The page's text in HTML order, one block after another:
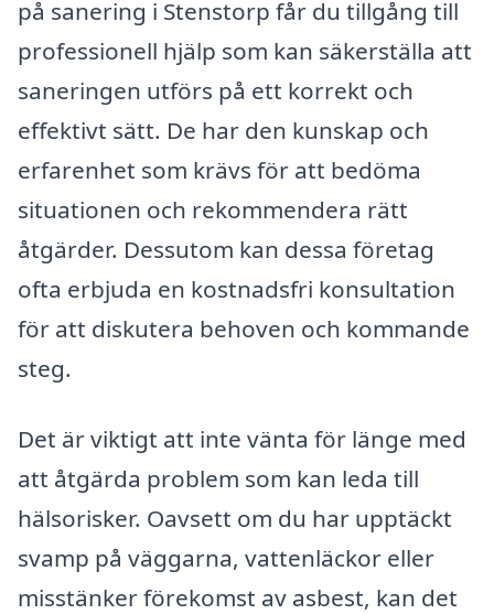
på sanering i Stenstorp får du tillgång till
professionell hjälp som kan säkerställa att
saneringen utförs på ett korrekt och
effektivt sätt. De har den kunskap och
erfarenhet som krävs för att bedöma
situationen och rekommendera rätt
åtgärder. Dessutom kan dessa företag
ofta erbjuda en kostnadsfri konsultation
för att diskutera behoven och kommande
steg.
Det är viktigt att inte vänta för länge med
att åtgärda problem som kan leda till
hälsorisker. Oavsett om du har upptäckt
svamp på väggarna, vattenläckor eller
misstänker förekomst av asbest, kan det